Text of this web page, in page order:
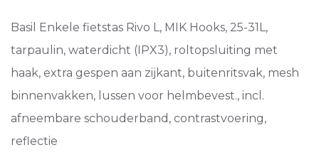
31L
Zwart-
groen
Basil Enkele fietstas Rivo L, MIK Hooks, 25-31L,
tarpaulin, waterdicht (IPX3), roltopsluiting met
haak, extra gespen aan zijkant, buitenritsvak, mesh
binnenvakken, lussen voor helmbevest., incl.
afneembare schouderband, contrastvoering,
reflectie